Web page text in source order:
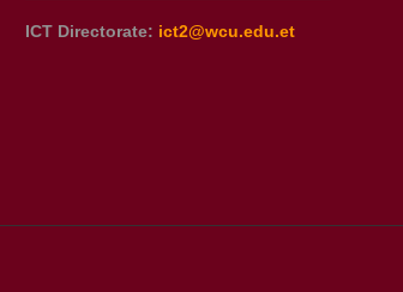
ICT Directorate: ict2@wcu.edu.et